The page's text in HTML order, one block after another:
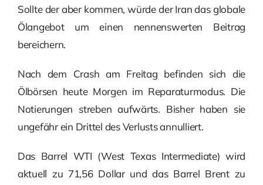
Sollte der aber kommen, würde der Iran das globale
Ölangebot um einen nennenswerten Beitrag
bereichern.
Nach dem Crash am Freitag befinden sich die
Ölbörsen heute Morgen im Reparaturmodus. Die
Notierungen streben aufwärts. Bisher haben sie
ungefähr ein Drittel des Verlusts annulliert.
Das Barrel WTI (West Texas Intermediate) wird
aktuell zu 71,56 Dollar und das Barrel Brent zu